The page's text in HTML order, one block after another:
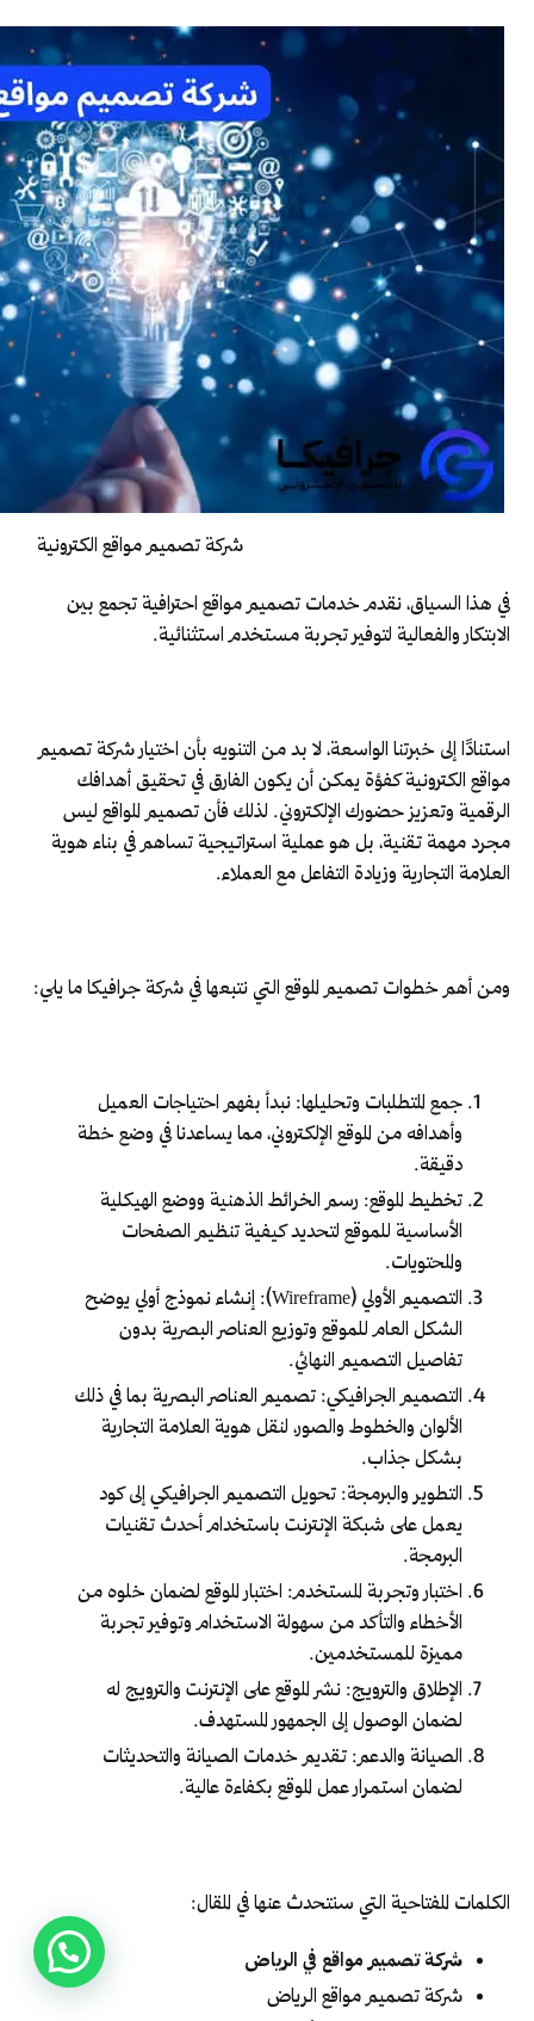
شركة تصميم مواقع الكترونية
في هذا السياق، نقدم خدمات تصميم مواقع احترافية تجمع بين
الابتكار والفعالية لتوفير تجربة مستخدم استثنائية.
استنادًا إلى خبرتنا الواسعة، لا بد من التنويه بأن اختيار شركة تصميم
مواقع الكترونية كفؤة يمكن أن يكون الفارق في تحقيق أهدافك
الرقمية وتعزيز حضورك الإلكتروني. لذلك فأن تصميم المواقع ليس
مجرد مهمة تقنية، بل هو عملية استراتيجية تساهم في بناء هوية
العلامة التجارية وزيادة التفاعل مع العملاء.
ومن أهم خطوات تصميم الموقع التي نتبعها في شركة جرافيكا ما يلي:
جمع المتطلبات وتحليلها: نبدأ بفهم احتياجات العميل
وأهدافه من الموقع الإلكتروني، مما يساعدنا في وضع خطة
دقيقة.
تخطيط الموقع: رسم الخرائط الذهنية ووضع الهيكلية
الأساسية للموقع لتحديد كيفية تنظيم الصفحات
والمحتويات.
التصميم الأولي (Wireframe): إنشاء نموذج أولي يوضح
الشكل العام للموقع وتوزيع العناصر البصرية بدون
تفاصيل التصميم النهائي.
التصميم الجرافيكي: تصميم العناصر البصرية بما في ذلك
الألوان والخطوط والصور، لنقل هوية العلامة التجارية
بشكل جذاب.
التطوير والبرمجة: تحويل التصميم الجرافيكي إلى كود
يعمل على شبكة الإنترنت باستخدام أحدث تقنيات
البرمجة.
اختبار وتجربة المستخدم: اختبار الموقع لضمان خلوه من
الأخطاء والتأكد من سهولة الاستخدام وتوفير تجربة
مميزة للمستخدمين.
الإطلاق والترويج: نشر الموقع على الإنترنت والترويج له
لضمان الوصول إلى الجمهور المستهدف.
الصيانة والدعم: تقديم خدمات الصيانة والتحديثات
لضمان استمرار عمل الموقع بكفاءة عالية.
الكلمات المفتاحية التي سنتحدث عنها في المقال:
شركة تصميم مواقع في الرياض
شركة تصميم مواقع الرياض